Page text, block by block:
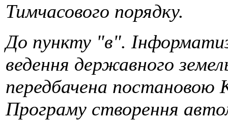
Тимчасового порядку.
До пункту "в".
ведення державного
передбачена
Програму створення